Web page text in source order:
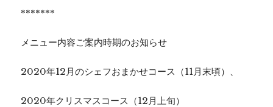
*******
メニュー内容ご案内時期のお知らせ
2020年12月のシェフおまかせコース（11月末頃）、
2020年クリスマスコース（12月上旬）